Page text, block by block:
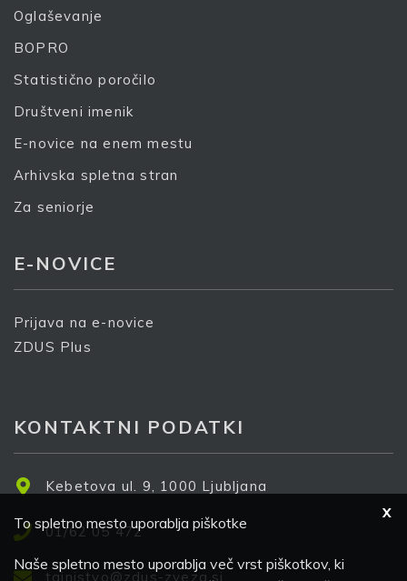
Oglaševanje
BOPRO
Statistično poročilo
Društveni imenik
E-novice na enem mestu
Arhivska spletna stran
Za seniorje
E-NOVICE
Prijava na e-novice
ZDUS Plus
KONTAKTNI PODATKI
Kebetova ul. 9, 1000 Ljubljana
01/62 05 472
tajnistvo@zdus-zveza.si
X
To spletno mesto uporablja piškotke
Naše spletno mesto uporablja več vrst piškotkov, ki